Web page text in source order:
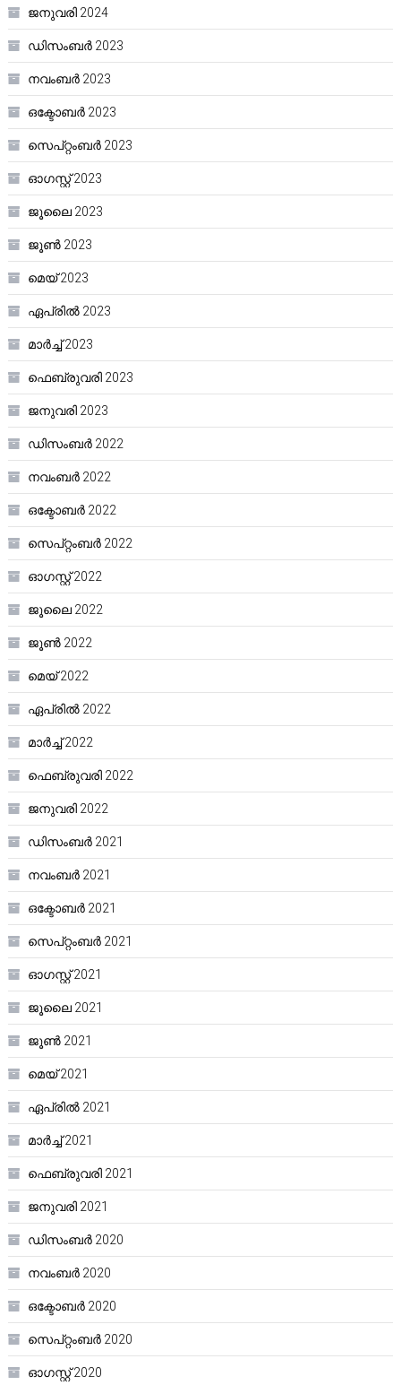
ജനുവരി 2024
ഡിസംബർ 2023
നവംബർ 2023
ഒക്ടോബർ 2023
സെപ്റ്റംബർ 2023
ഓഗസ്റ്റ്‌ 2023
ജൂലൈ 2023
ജൂൺ 2023
മെയ്‌ 2023
ഏപ്രിൽ 2023
മാർച്ച്‌ 2023
ഫെബ്രുവരി 2023
ജനുവരി 2023
ഡിസംബർ 2022
നവംബർ 2022
ഒക്ടോബർ 2022
സെപ്റ്റംബർ 2022
ഓഗസ്റ്റ്‌ 2022
ജൂലൈ 2022
ജൂൺ 2022
മെയ്‌ 2022
ഏപ്രിൽ 2022
മാർച്ച്‌ 2022
ഫെബ്രുവരി 2022
ജനുവരി 2022
ഡിസംബർ 2021
നവംബർ 2021
ഒക്ടോബർ 2021
സെപ്റ്റംബർ 2021
ഓഗസ്റ്റ്‌ 2021
ജൂലൈ 2021
ജൂൺ 2021
മെയ്‌ 2021
ഏപ്രിൽ 2021
മാർച്ച്‌ 2021
ഫെബ്രുവരി 2021
ജനുവരി 2021
ഡിസംബർ 2020
നവംബർ 2020
ഒക്ടോബർ 2020
സെപ്റ്റംബർ 2020
ഓഗസ്റ്റ്‌ 2020